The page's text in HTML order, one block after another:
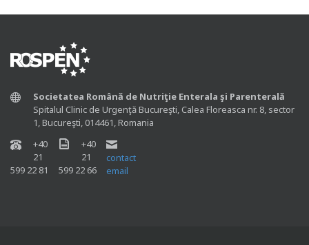
Societatea Română de Nutriţie Enterala şi Parenterală
Spitalul Clinic de Urgenţă Bucureşti, Calea Floreasca nr. 8, sector
1, Bucureşti, 014461, Romania
+40
21
599 22 81
+40
21
599 22 66
contact
email